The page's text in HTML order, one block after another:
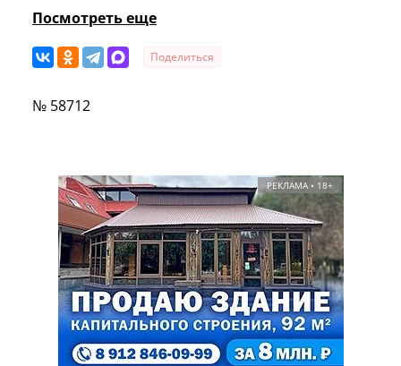
Посмотреть еще
Поделиться
№ 58712
РЕКЛАМА • 18+